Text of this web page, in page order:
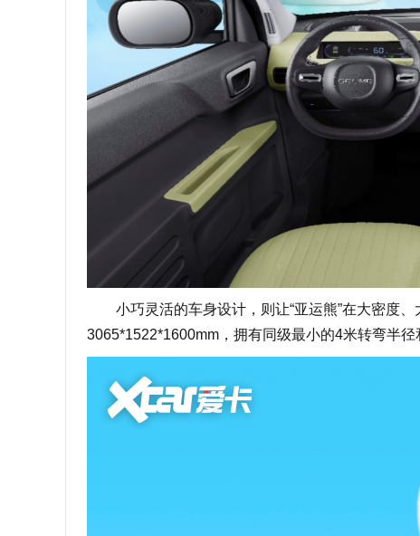
小巧灵活的车身设计，则让“亚运熊”在大密度、
3065*1522*1600mm，拥有同级最小的4米转弯半径